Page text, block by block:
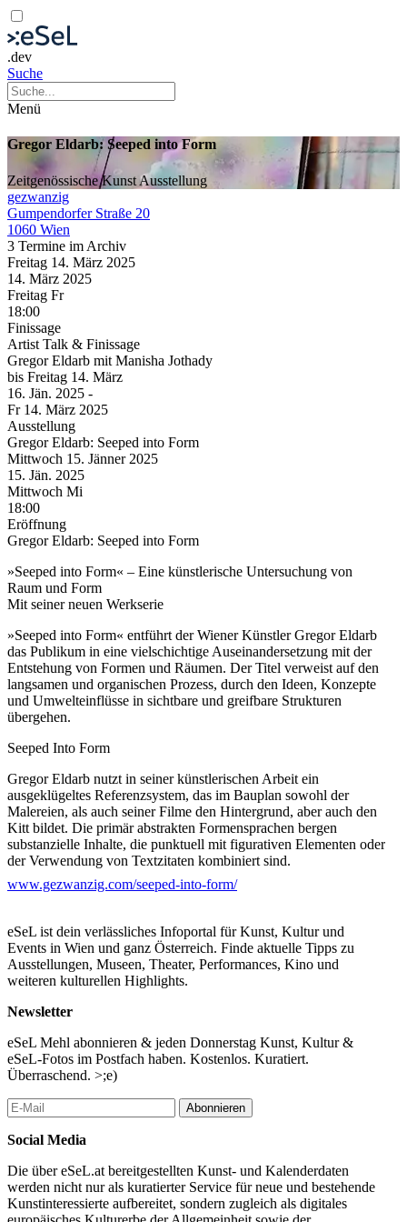
.dev
Suche
Menü
Gregor Eldarb: Seeped into Form
Zeitgenössische Kunst Ausstellung
gezwanzig
Gumpendorfer Straße 20
1060 Wien
3 Termine im Archiv
Freitag 14. März 2025
14. März 2025
Freitag Fr
18:00
Finissage
Artist Talk & Finissage
Gregor Eldarb mit Manisha Jothady
bis Freitag 14. März
16. Jän. 2025 -
Fr 14. März 2025
Ausstellung
Gregor Eldarb: Seeped into Form
Mittwoch 15. Jänner 2025
15. Jän. 2025
Mittwoch Mi
18:00
Eröffnung
Gregor Eldarb: Seeped into Form
»Seeped into Form« – Eine künstlerische Untersuchung von
Raum und Form
Mit seiner neuen Werkserie
»Seeped into Form« entführt der Wiener Künstler Gregor Eldarb
das Publikum in eine vielschichtige Auseinandersetzung mit der
Entstehung von Formen und Räumen. Der Titel verweist auf den
langsamen und organischen Prozess, durch den Ideen, Konzepte
und Umwelteinflüsse in sichtbare und greifbare Strukturen
übergehen.
Seeped Into Form
Gregor Eldarb nutzt in seiner künstlerischen Arbeit ein
ausgeklügeltes Referenzsystem, das im Bauplan sowohl der
Malereien, als auch seiner Filme den Hintergrund, aber auch den
Kitt bildet. Die primär abstrakten Formensprachen bergen
substanzielle Inhalte, die punktuell mit figurativen Elementen oder
der Verwendung von Textzitaten kombiniert sind.
In seiner jüngsten Laufbildarbeit dienen Textausschnitte des
Ästhetik) als Inspirationsquelle und poetisch-theoretische
Referenz. Die visuelle Ebene bevölkern sinnlich amorphe
Figuren, die sich wie von Geisterhand in ästhetischer Präzision
herausschälen. Wie in vorangegangenen Videos sorgen auch hier
diverse Rahmenvorrichtungen, Spiegelungen und ein
selbstgebautes, mit einem Magnetfeld und Ferrofluid Öl
animiert bzw. computergeneriert anmutet, obwohl sie eigentlich
analoge Handarbeit ist. (Dietmar Schwärzer)
Eine Reihe von großformatigen, primär in schwarz/weiß/grau
gehaltenen Malereien, die (filigrane) geometrische Figuren
zeigen, sowie einige Digitaldrucke ergänzen die Schau. Die
Collagen sowie ein Booklet verweisen auf das visuelle
historische, mediale oder materielle Zusammenhänge: dazu
gehören Bilder vom Innenleben einer Kameralinse, Arbeiten von
Nam June Paik oder eine Ölwerbung aus den 1970er-Jahren, die
sich in dem Video in dem Ferrofluid-Öl spiegeln. Mit der
www.gezwanzig.com/seeped-into-form/
eSeL ist dein verlässliches Infoportal für Kunst, Kultur und
Events in Wien und ganz Österreich. Finde aktuelle Tipps zu
Ausstellungen, Museen, Theater, Performances, Kino und
weiteren kulturellen Highlights.
Newsletter
eSeL Mehl abonnieren & jeden Donnerstag Kunst, Kultur &
eSeL-Fotos im Postfach haben. Kostenlos. Kuratiert.
Überraschend. >;e)
Abonnieren
Social Media
Die über eSeL.at bereitgestellten Kunst- und Kalenderdaten
werden nicht nur als kuratierter Service für neue und bestehende
Kunstinteressierte aufbereitet, sondern zugleich als digitales